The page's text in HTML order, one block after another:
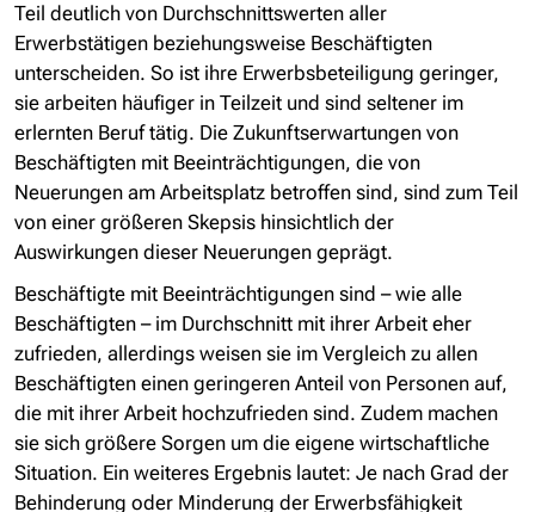
Teil deutlich von Durchschnittswerten aller
Erwerbstätigen beziehungsweise Beschäftigten
unterscheiden. So ist ihre Erwerbsbeteiligung geringer,
sie arbeiten häufiger in Teilzeit und sind seltener im
erlernten Beruf tätig. Die Zukunftserwartungen von
Beschäftigten mit Beeinträchtigungen, die von
Neuerungen am Arbeitsplatz betroffen sind, sind zum Teil
von einer größeren Skepsis hinsichtlich der
Auswirkungen dieser Neuerungen geprägt.
Beschäftigte mit Beeinträchtigungen sind – wie alle
Beschäftigten – im Durchschnitt mit ihrer Arbeit eher
zufrieden, allerdings weisen sie im Vergleich zu allen
Beschäftigten einen geringeren Anteil von Personen auf,
die mit ihrer Arbeit hochzufrieden sind. Zudem machen
sie sich größere Sorgen um die eigene wirtschaftliche
Situation. Ein weiteres Ergebnis lautet: Je nach Grad der
Behinderung oder Minderung der Erwerbsfähigkeit